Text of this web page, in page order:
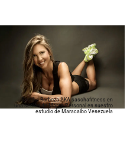
Sascha Barboza AKA saschafitness en
una sesión de Marca Personal en nuestro
estudio de Maracaibo Venezuela